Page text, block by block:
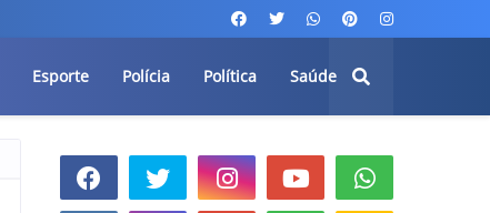
Esporte Polícia Política Saúde